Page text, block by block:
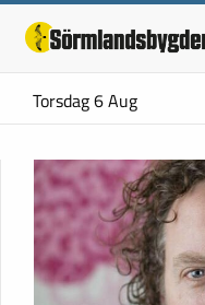
Torsdag 6 Aug